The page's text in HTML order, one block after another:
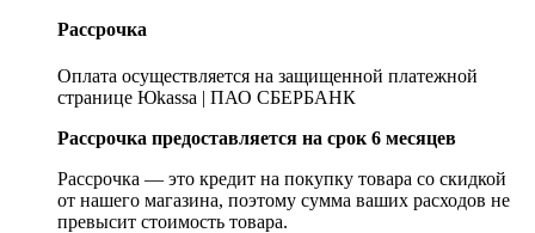
Рассрочка
Оплата осуществляется на защищенной платежной
странице Юkassa | ПАО СБЕРБАНК
Рассрочка предоставляется на срок 6 месяцев
Рассрочка — это кредит на покупку товара со скидкой
от нашего магазина, поэтому сумма ваших расходов не
превысит стоимость товара.